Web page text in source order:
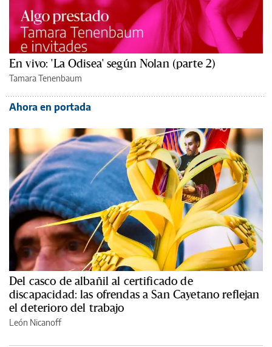
En vivo: 'La Odisea' según Nolan (parte 2)
Tamara Tenenbaum
Ahora en portada
Del casco de albañil al certificado de
discapacidad: las ofrendas a San Cayetano reflejan
el deterioro del trabajo
León Nicanoff